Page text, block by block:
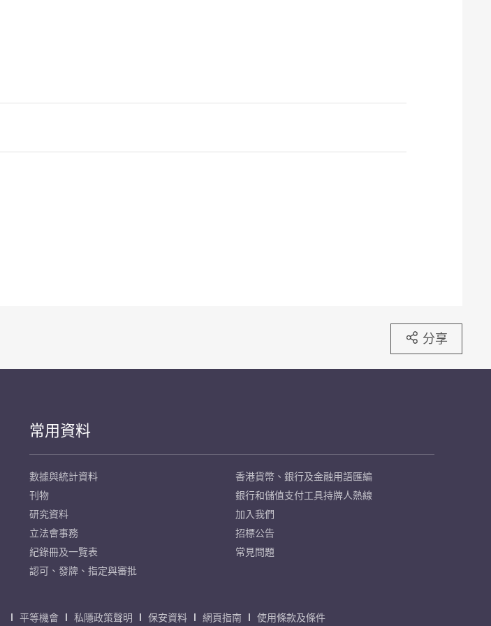
分享
常用資料
數據與統計資料
刊物
研究資料
立法會事務
紀錄冊及一覽表
認可、發牌、指定與審批
香港貨幣、銀行及金融用語匯編
銀行和儲值支付工具持牌人熱線
加入我們
招標公告
常見問題
平等機會 私隱政策聲明 保安資料 網頁指南 使用條款及條件